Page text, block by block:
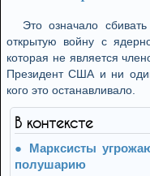
Это означало
открытую войну с
которая не является
Президент США и ни
кого это останавливало.
В контексте
Марксисты
полушарию